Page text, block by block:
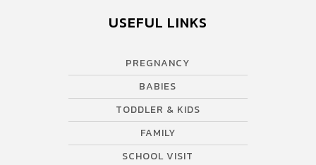
USEFUL LINKS
PREGNANCY
BABIES
TODDLER & KIDS
FAMILY
SCHOOL VISIT